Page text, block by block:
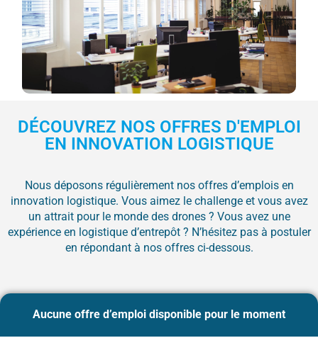
DÉCOUVREZ NOS OFFRES D'EMPLOI
EN INNOVATION LOGISTIQUE
Nous déposons régulièrement nos offres d’emplois en
innovation logistique. Vous aimez le challenge et vous avez
un attrait pour le monde des drones ? Vous avez une
expérience en logistique d’entrepôt ? N’hésitez pas à postuler
en répondant à nos offres ci-dessous.
Aucune offre d’emploi disponible pour le moment